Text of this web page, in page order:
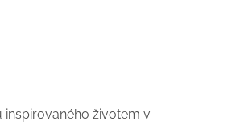
životem v